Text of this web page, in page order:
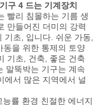
구 4 드는 기계장치
빨리 침몰하는 기름 생
만들어진 더미의 강력
기초, 입니다. 쉬운 가동,
동을 위한 통제의 토양
기초, 건축, 좋은 건축
말뚝박는 기구는 계속
에서 많은 지역에서 널
률 환경 친절한 에너지